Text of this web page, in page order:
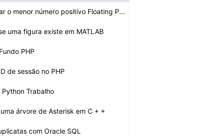
Como determinar o menor número positivo Floating Point…
uma figura existe em MATLAB
PHP
de sessão no PHP
Trabalho
árvore de Asterisk em C + +
com Oracle SQL